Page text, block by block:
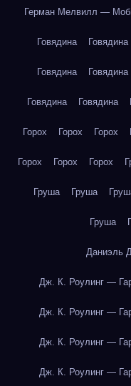
Герман Мелвилл —
Говядина Говядина
Говядина Говядина
Говядина Говядина
Горох Горох Горох
Горох Горох Горох
Груша Груша
Груша
Даниэль
Дж. К. Роулинг —
Дж. К. Роулинг —
Дж. К. Роулинг —
Дж. К. Роулинг —